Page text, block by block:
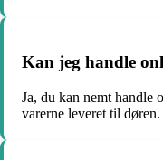
Kan jeg handle
Ja, du kan nemt handle
varerne leveret til